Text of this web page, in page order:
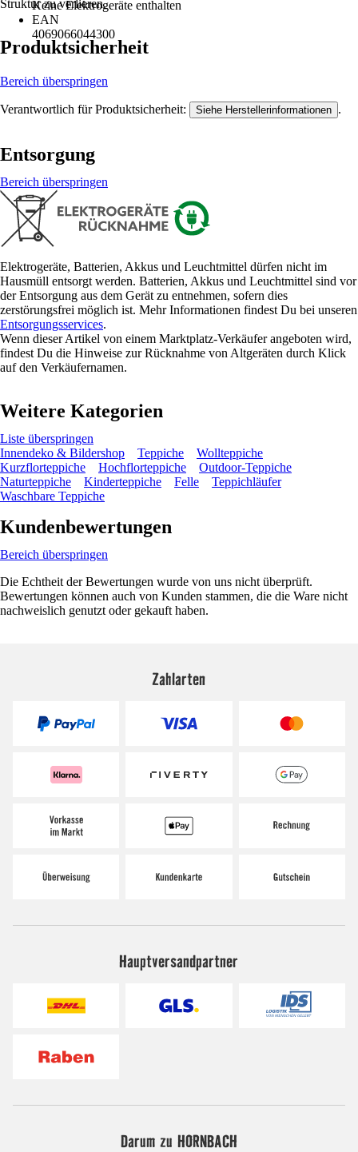
Keine Elektrogeräte enthalten
EAN
4069066044300
Struktur zu verlieren.
Produktsicherheit
Bereich überspringen
Verantwortlich für Produktsicherheit: Siehe Herstellerinformationen .
Entsorgung
Bereich überspringen
Elektrogeräte, Batterien, Akkus und Leuchtmittel dürfen nicht im
Hausmüll entsorgt werden. Batterien, Akkus und Leuchtmittel sind vor
der Entsorgung aus dem Gerät zu entnehmen, sofern dies
zerstörungsfrei möglich ist. Mehr Informationen findest Du bei unseren
Entsorgungsservices.
Wenn dieser Artikel von einem Marktplatz-Verkäufer angeboten wird,
findest Du die Hinweise zur Rücknahme von Altgeräten durch Klick
auf den Verkäufernamen.
Weitere Kategorien
Liste überspringen
Innendeko & Bildershop
Teppiche
Wollteppiche
Kurzflorteppiche
Hochflorteppiche
Outdoor-Teppiche
Naturteppiche
Kinderteppiche Felle
Teppichläufer
Waschbare Teppiche
Kundenbewertungen
Bereich überspringen
Die Echtheit der Bewertungen wurde von uns nicht überprüft.
Bewertungen können auch von Kunden stammen, die die Ware nicht
nachweislich genutzt oder gekauft haben.
Zahlarten
Hauptversandpartner
Darum zu HORNBACH